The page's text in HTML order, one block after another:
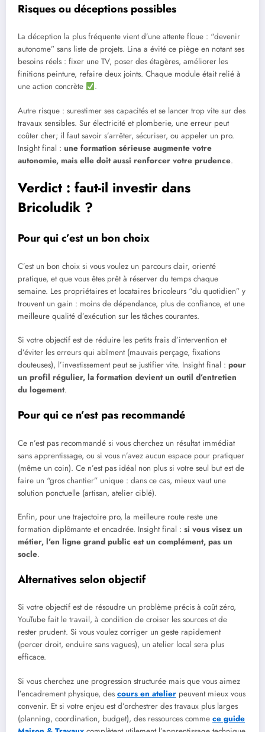
Risques ou déceptions possibles
La déception la plus fréquente vient d’une attente floue : “devenir
autonome” sans liste de projets. Lina a évité ce piège en notant ses
besoins réels : fixer une TV, poser des étagères, améliorer les
finitions peinture, refaire deux joints. Chaque module était relié à
une action concrète
.
Autre risque : surestimer ses capacités et se lancer trop vite sur des
travaux sensibles. Sur électricité et plomberie, une erreur peut
coûter cher; il faut savoir s’arrêter, sécuriser, ou appeler un pro.
Insight final : une formation sérieuse augmente votre
autonomie, mais elle doit aussi renforcer votre prudence.
Verdict : faut-il investir dans
Bricoludik ?
Pour qui c’est un bon choix
C’est un bon choix si vous voulez un parcours clair, orienté
pratique, et que vous êtes prêt à réserver du temps chaque
semaine. Les propriétaires et locataires bricoleurs “du quotidien” y
trouvent un gain : moins de dépendance, plus de confiance, et une
meilleure qualité d’exécution sur les tâches courantes.
Si votre objectif est de réduire les petits frais d’intervention et
d’éviter les erreurs qui abîment (mauvais perçage, fixations
douteuses), l’investissement peut se justifier vite. Insight final : pour
un profil régulier, la formation devient un outil d’entretien
du logement.
Pour qui ce n’est pas recommandé
Ce n’est pas recommandé si vous cherchez un résultat immédiat
sans apprentissage, ou si vous n’avez aucun espace pour pratiquer
(même un coin). Ce n’est pas idéal non plus si votre seul but est de
faire un “gros chantier” unique : dans ce cas, mieux vaut une
solution ponctuelle (artisan, atelier ciblé).
Enfin, pour une trajectoire pro, la meilleure route reste une
formation diplômante et encadrée. Insight final : si vous visez un
métier, l’en ligne grand public est un complément, pas un
socle.
Alternatives selon objectif
Si votre objectif est de résoudre un problème précis à coût zéro,
YouTube fait le travail, à condition de croiser les sources et de
rester prudent. Si vous voulez corriger un geste rapidement
(percer droit, enduire sans vagues), un atelier local sera plus
efficace.
Si vous cherchez une progression structurée mais que vous aimez
l’encadrement physique, des cours en atelier peuvent mieux vous
convenir. Et si votre enjeu est d’orchestrer des travaux plus larges
(planning, coordination, budget), des ressources comme ce guide